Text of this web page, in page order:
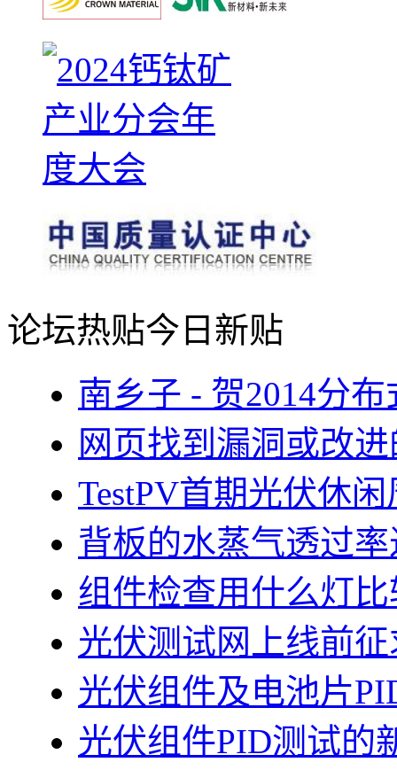
论坛热贴今日新贴
南乡子 - 贺2014分
网页找到漏洞或改
TestPV首期光伏休
背板的水蒸气透过
组件检查用什么灯
光伏测试网上线前
光伏组件及电池片
光伏组件PID测试的